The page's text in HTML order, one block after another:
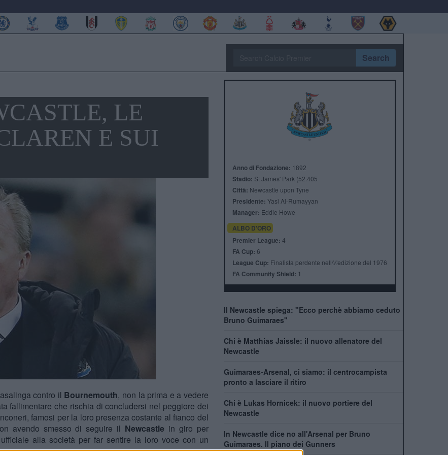
Search
LE
E SUI
contro il Bournemouth, non la prima e a vedere
fallimentare che rischia di concludersi nel peggiore dei
famosi per la loro presenza costante al fianco del
avendo smesso di seguire il Newcastle in giro per
alla società per far sentire la loro voce con un
Anno di Fondazione: 1892
Stadio: St James' Park (52.405
Città: Newcastle upon Tyne
Presidente: Yasi Al-Rumayyan
Manager: Eddie Howe
ALBO D'ORO
Premier League: 4
FA Cup: 6
League Cup: Finalista perdente nell\\\'edizione del 1976
FA Community Shield: 1
Il Newcastle spiega: "Ecco perchè abbiamo ceduto
Bruno Guimaraes"
Chi è Matthias Jaissle: il nuovo allenatore del
Newcastle
Guimaraes-Arsenal, ci siamo: il centrocampista
pronto a lasciare il ritiro
Chi è Lukas Hornicek: il nuovo portiere del
Newcastle
In Newcastle dice no all'Arsenal per Bruno
Guimaraes. Il piano dei Gunners